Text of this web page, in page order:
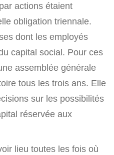
actions étaient
obligation triennale.
dont les employés
capital social. Pour ces
assemblée générale
tous les trois ans. Elle
sur les possibilités
réservée aux
lieu toutes les fois où